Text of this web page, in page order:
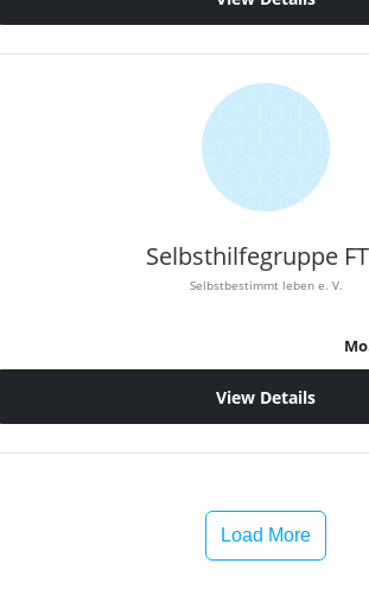
Selbsthilfegruppe
Selbstbestimmt leben e. V.
View Details
Load More